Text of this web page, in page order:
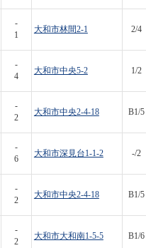
-
1
大和市林間2-1 2/4
-
4
大和市中央5-2 1/2
-
2
大和市中央2-4-18 B1/5
-
6
大和市深見台1-1-2 -/2
-
2
大和市中央2-4-18 B1/5
-
2
大和市大和南1-5-5 B1/6